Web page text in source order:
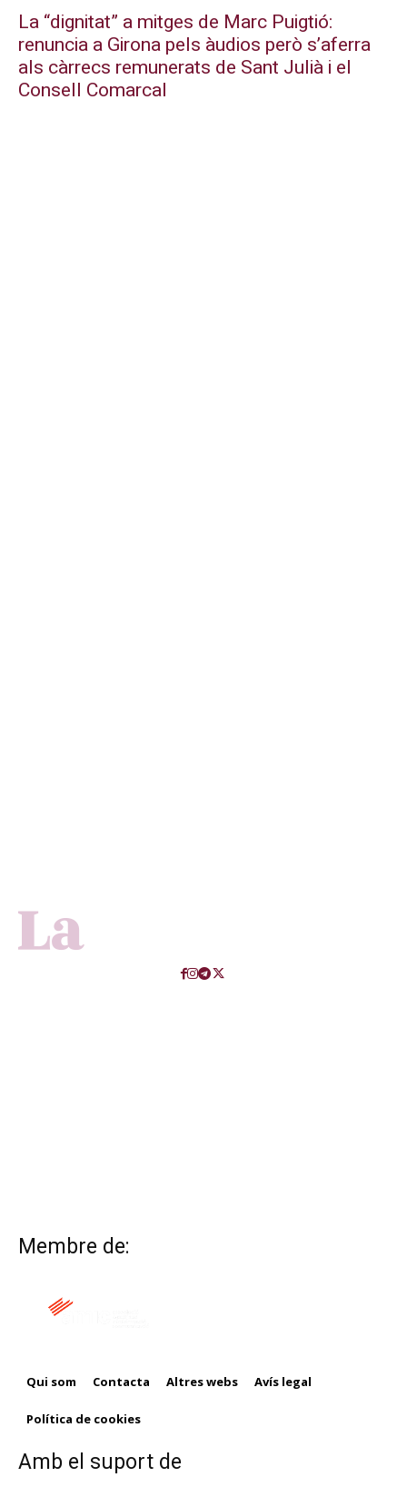
La “dignitat” a mitges de Marc Puigtió:
renuncia a Girona pels àudios però s’aferra
als càrrecs remunerats de Sant Julià i el
Consell Comarcal
Membre de:
Qui som Contacta Altres webs Avís legal
Política de cookies
Amb el suport de